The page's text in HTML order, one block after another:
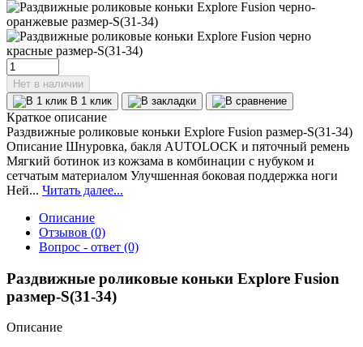
Нет в наличии
В 1 клик
Краткое описание
Раздвижные роликовые коньки Explore Fusion размер-S(31-34)
Описание Шнуровка, бакля AUTОLOCK и пяточный ремень
Мягкий ботинок из кожзама в комбинации с нубуком и
сетчатым материалом Улучшенная боковая поддержка ноги
Ней... Читать далее...
Описание
Отзывов (0)
Вопрос - ответ (0)
Раздвижные роликовые коньки Explore Fusion
размер-S(31-34)
Описание